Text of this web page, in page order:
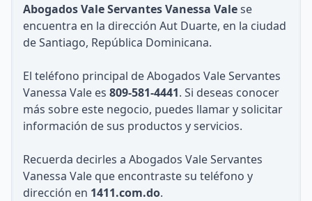
Abogados Vale Servantes Vanessa Valese
encuentra en la dirección Aut Duarte, en la ciudad
de Santiago, República Dominicana.
El teléfono principal de Abogados Vale Servantes
Vanessa Vale es 809-581-4441. Si deseas conocer
más sobre este negocio, puedes llamar y solicitar
información de sus productos y servicios.
Recuerda decirles a Abogados Vale Servantes
Vanessa Vale que encontraste su teléfono y
dirección en 1411.com.do.